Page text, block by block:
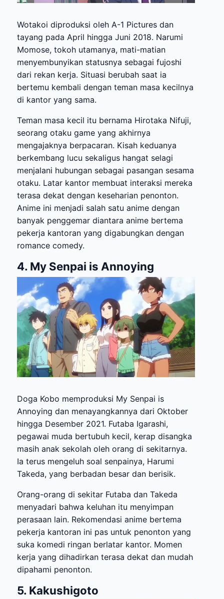
Wotakoi diproduksi oleh A-1 Pictures dan
tayang pada April hingga Juni 2018. Narumi
Momose, tokoh utamanya, mati-matian
menyembunyikan statusnya sebagai fujoshi
dari rekan kerja. Situasi berubah saat ia
bertemu kembali dengan teman masa kecilnya
di kantor yang sama.
Teman masa kecil itu bernama Hirotaka Nifuji,
seorang otaku game yang akhirnya
mengajaknya berpacaran. Kisah keduanya
berkembang lucu sekaligus hangat selagi
menjalani hubungan sebagai pasangan sesama
otaku. Latar kantor membuat interaksi mereka
terasa dekat dengan keseharian penonton.
Anime ini menjadi salah satu anime dengan
banyak penggemar diantara anime bertema
pekerja kantoran yang digabungkan dengan
romance comedy.
4. My Senpai is Annoying
Doga Kobo memproduksi My Senpai is
Annoying dan menayangkannya dari Oktober
hingga Desember 2021. Futaba Igarashi,
pegawai muda bertubuh kecil, kerap disangka
masih anak sekolah oleh orang di sekitarnya.
Ia terus mengeluh soal senpainya, Harumi
Takeda, yang berbadan besar dan berisik.
Orang-orang di sekitar Futaba dan Takeda
menyadari bahwa keluhan itu menyimpan
perasaan lain. Rekomendasi anime bertema
pekerja kantoran ini pas untuk penonton yang
suka komedi ringan berlatar kantor. Momen
kerja yang dihadirkan terasa dekat dan mudah
dipahami penonton.
5. Kakushigoto